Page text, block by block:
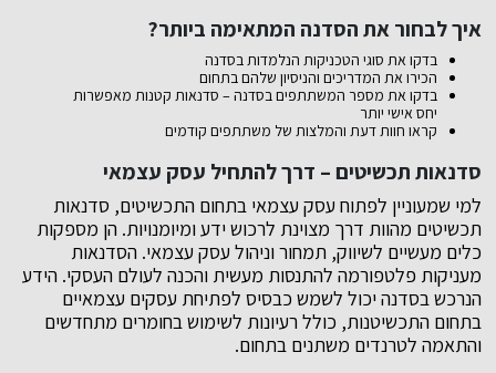
איך לבחור את הסדנה המתאימה ביותר?
בדקו את סוגי הטכניקות הנלמדות בסדנה
הכירו את המדריכים והניסיון שלהם בתחום
בדקו את מספר המשתתפים בסדנה – סדנאות קטנות מאפשרות
יחס אישי יותר
קראו חוות דעת והמלצות של משתתפים קודמים
סדנאות תכשיטים – דרך להתחיל עסק עצמאי
למי שמעוניין לפתוח עסק עצמאי בתחום התכשיטים, סדנאות
תכשיטים מהוות דרך מצוינת לרכוש ידע ומיומנויות. הן מספקות
כלים מעשיים לשיווק, תמחור וניהול עסק עצמאי. הסדנאות
מעניקות פלטפורמה להתנסות מעשית והכנה לעולם העסקי. הידע
הנרכש בסדנה יכול לשמש כבסיס לפתיחת עסקים עצמאיים
בתחום התכשיטנות, כולל רעיונות לשימוש בחומרים מתחדשים
והתאמה לטרנדים משתנים בתחום.